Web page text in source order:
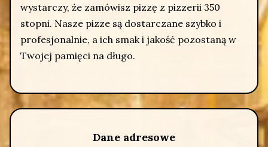
wystarczy, że zamówisz pizzę z pizzerii 350
stopni. Nasze pizze są dostarczane szybko i
profesjonalnie, a ich smak i jakość pozostaną w
Twojej pamięci na długo.
Dane adresowe